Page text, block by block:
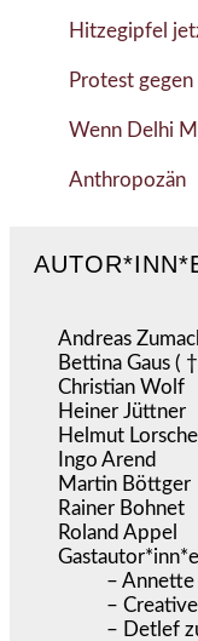
Hitzegipfel
Protest gegen
Wenn Delhi
Anthropozän
Andreas
Bettina Gaus (
Christian Wolf
Heiner Jüttner
Helmut
Ingo Arend
Martin Böttger
Rainer Bohnet
Roland Appel
– Annette
–
– Detlef